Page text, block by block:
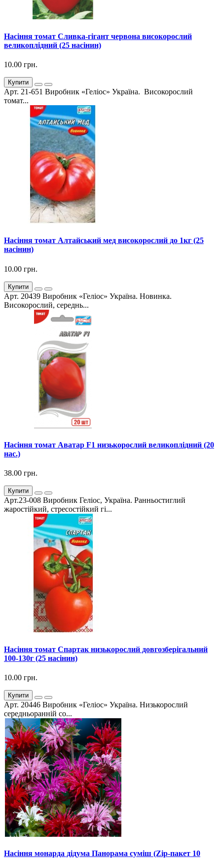
Насіння томат Сливка-гігант червона високорослий
великоплідний (25 насінин)
10.00 грн.
Купити
Арт. 21-651 Виробник «Геліос» Україна. Високорослий
томат...
Насіння томат Алтайський мед високорослий до 1кг (25
насінин)
10.00 грн.
Купити
Арт. 20439 Виробник «Геліос» Україна. Новинка.
Високорослий, середнь...
Насіння томат Аватар F1 низькорослий великоплідний (20
нас.)
38.00 грн.
Купити
Арт.23-008 Виробник Геліос, Україна. Ранньостиглий
жаростійкий, стресостійкий гі...
Насіння томат Спартак низькорослий довгозберігальний
100-130г (25 насінин)
10.00 грн.
Купити
Арт. 20446 Виробник «Геліос» Україна. Низькорослий
середньоранній со...
Насіння монарда дідума Панорама суміш (Zip-пакет 10